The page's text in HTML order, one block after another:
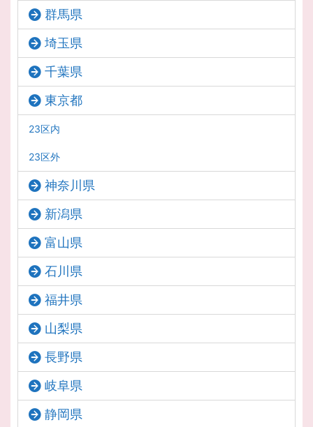
群馬県
埼玉県
千葉県
東京都
23区内
23区外
神奈川県
新潟県
富山県
石川県
福井県
山梨県
長野県
岐阜県
静岡県